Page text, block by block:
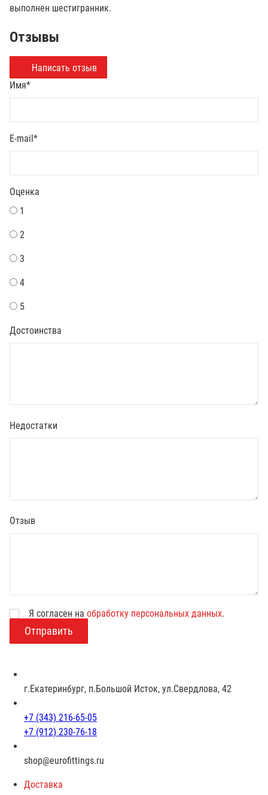
выполнен шестигранник.
Отзывы
Написать отзыв
Имя*
E-mail*
Оценка
1
2
3
4
5
Достоинства
Недостатки
Отзыв
з
Я согласен на обработку персональных данных.
г.Екатеринбург, п.Большой Исток, ул.Свердлова, 42
+7 (343) 216-65-05
+7 (912) 230-76-18
shop@eurofittings.ru
Доставка